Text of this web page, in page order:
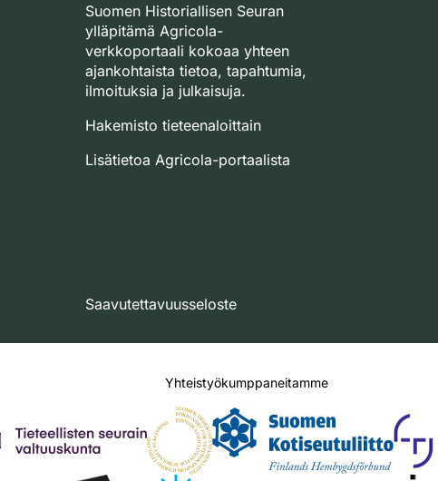
Suomen Historiallisen Seuran
ylläpitämä Agricola-
verkkoportaali kokoaa yhteen
ajankohtaista tietoa, tapahtumia,
ilmoituksia ja julkaisuja.
Hakemisto tieteenaloittain
Lisätietoa Agricola-portaalista
Saavutettavuusseloste
Yhteistyökumppaneitamme